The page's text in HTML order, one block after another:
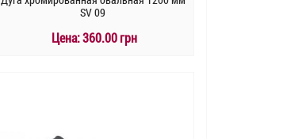
SV 09
Цена:360.00 грн